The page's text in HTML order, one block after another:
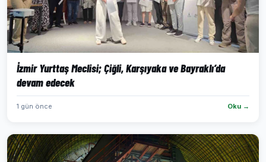
İzmir Yurttaş Meclisi; Çiğli, Karşıyaka ve Bayraklı’da
devam edecek
1 gün önce Oku →